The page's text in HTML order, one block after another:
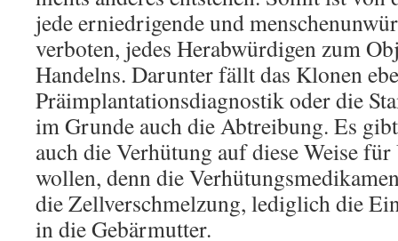
jede erniedrigende und
verboten, jedes Herabwürdigen zum
Handelns. Darunter fällt das Klonen
Präimplantationsdiagnostik oder die
im Grunde auch die Abtreibung. Es
auch die Verhütung auf diese Weise
wollen, denn die
die Zellverschmelzung, lediglich die
in die Gebärmutter.